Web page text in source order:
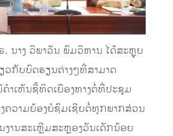
. ນາງ ວິພາວັນ ພົມວິຫານ ໄດ້ສະຫຼຸບ
ກັບບົດຮຽນຕ່າງໆທີ່ສາມາດ
ຳເຫັນຊີ້ທິດເຍືອງທາງຕໍ່ທີ່ປະຊຸມ
ຄວາມຍ້ອງຍໍຊົມເຊີຍຕໍ່ທຸກພາກສ່ວນ
ານສະເຫຼີມສະຫຼອງວັນເດັກນ້ອຍ